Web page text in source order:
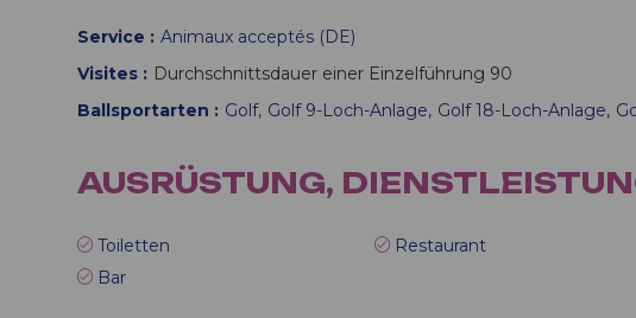
Service
Animaux acceptés (DE)
Visites
Durchschnittsdauer einer Einzelführung 90
Ballsportarten
Golf Golf 9-Loch-Anlage Golf 18-Loch-Anlage
AUSRÜSTUNG,
Toiletten Restaurant
Bar